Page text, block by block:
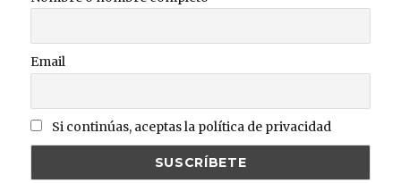
Email
Si continúas, aceptas la política de privacidad